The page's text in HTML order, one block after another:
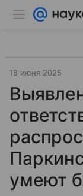
18 июня 2025
умеют